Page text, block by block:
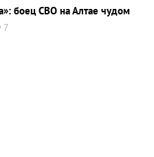
боец СВО на Алтае чудом
7